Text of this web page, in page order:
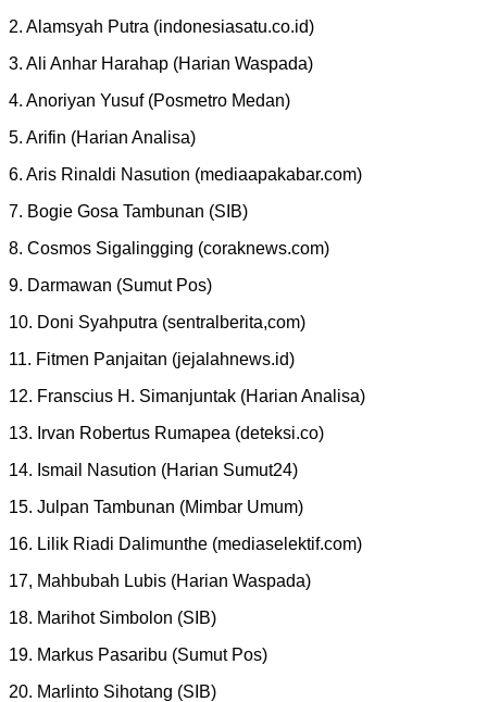
2. Alamsyah Putra (indonesiasatu.co.id)
3. Ali Anhar Harahap (Harian Waspada)
4. Anoriyan Yusuf (Posmetro Medan)
5. Arifin (Harian Analisa)
6. Aris Rinaldi Nasution (mediaapakabar.com)
7. Bogie Gosa Tambunan (SIB)
8. Cosmos Sigalingging (coraknews.com)
9. Darmawan (Sumut Pos)
10. Doni Syahputra (sentralberita,com)
11. Fitmen Panjaitan (jejalahnews.id)
12. Franscius H. Simanjuntak (Harian Analisa)
13. Irvan Robertus Rumapea (deteksi.co)
14. Ismail Nasution (Harian Sumut24)
15. Julpan Tambunan (Mimbar Umum)
16. Lilik Riadi Dalimunthe (mediaselektif.com)
17, Mahbubah Lubis (Harian Waspada)
18. Marihot Simbolon (SIB)
19. Markus Pasaribu (Sumut Pos)
20. Marlinto Sihotang (SIB)